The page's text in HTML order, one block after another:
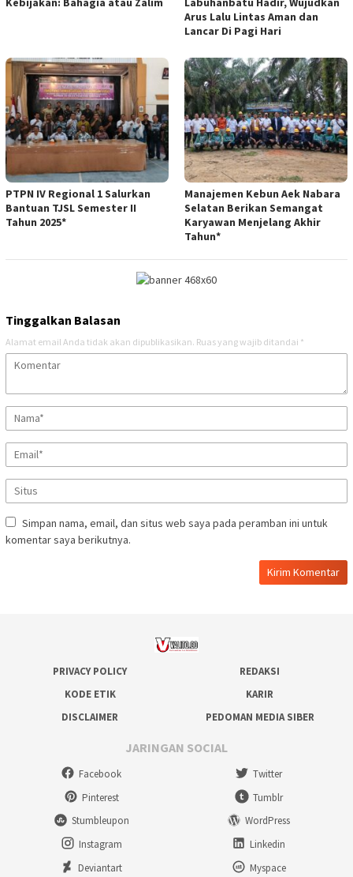
Arus Lalu Lintas Aman dan
Lancar Di Pagi Hari
PTPN IV Regional 1 Salurkan
Bantuan TJSL Semester II
Tahun 2025*
Manajemen Kebun Aek Nabara
Selatan Berikan Semangat
Karyawan Menjelang Akhir
Tahun*
Tinggalkan Balasan
Alamat email Anda tidak akan dipublikasikan. Ruas yang wajib ditandai *
Simpan nama, email, dan situs web saya pada peramban ini untuk
komentar saya berikutnya.
PRIVACY POLICY
REDAKSI
KODE ETIK
KARIR
DISCLAIMER
PEDOMAN MEDIA SIBER
JARINGAN SOCIAL
Facebook
Twitter
Pinterest
Tumblr
Stumbleupon
WordPress
Instagram
Linkedin
Deviantart
Myspace